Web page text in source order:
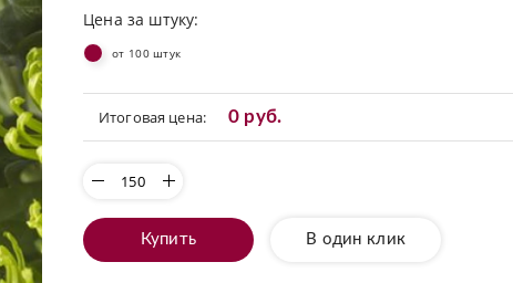
Цена за штуку:
от 100 штук
Итоговая цена: 0 руб.
Купить В один клик